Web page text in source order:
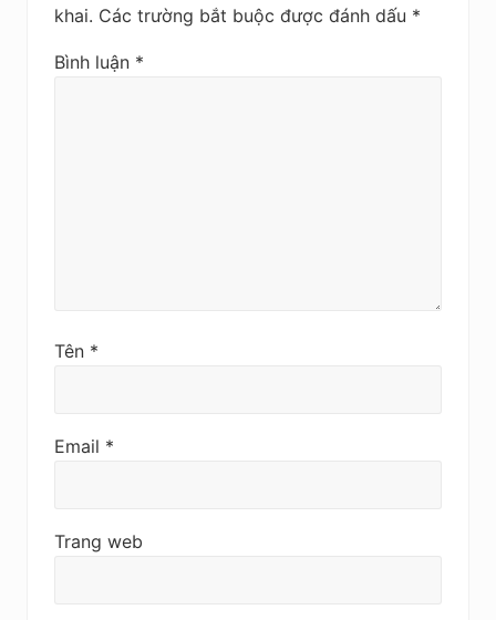
khai. Các trường bắt buộc được đánh dấu *
Bình luận *
Tên *
Email *
Trang web